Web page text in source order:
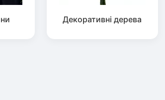
Декоративні дерева